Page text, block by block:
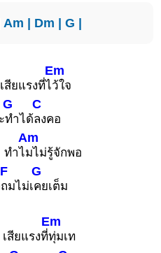
Am | Dm | G |
สียแรงที่ไ
Em
ว้ใจ
G
ทำได้
C
ลงคอ
ทำไ
Am
มไม่รู้จักพอ
F
ถมไม่เ
G
คยเต็ม
เสียแรงที่
Em
ทุ่มเท